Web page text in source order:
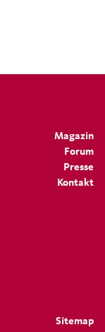
Magazin
Forum
Presse
Kontakt
Sitemap